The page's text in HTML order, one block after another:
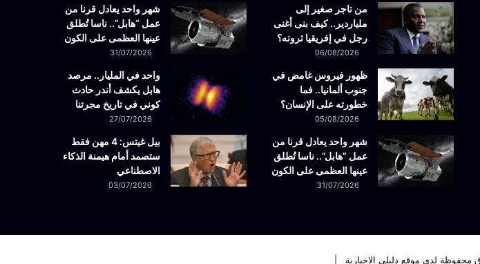
من تاجر صغير إلى
ملياردير.. كيف بنى أغنى
رجل في إفريقيا ثروته؟
06/08/2026
ظهور فيروس غامض في
جنوب ألمانيا.. فما
خطورته على الإنسان؟
05/08/2026
شهر واحد يعادل قرنا من
عمل “هابل”.. ناسا تُطلق
عينها العظمى على الكون
31/07/2026
شهر واحد يعادل قرنا من
عمل “هابل”.. ناسا تُطلق
عينها العظمى على الكون
31/07/2026
واحد في المليار.. مرصد
هابل يكشف أندر حادث
كوني في تاريخ مجرتنا
27/07/2026
بيل غيتس: 4 مهن فقط
ستصمد أمام هيمنة الذكاء
الاصطناعي
03/07/2026